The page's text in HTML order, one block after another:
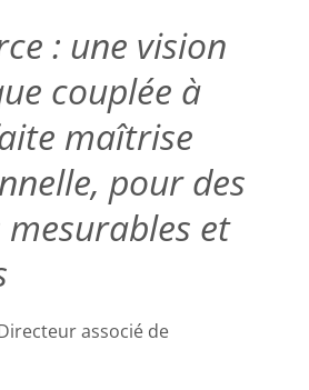
: une vision
couplée à
maîtrise
pour des
et
associé de